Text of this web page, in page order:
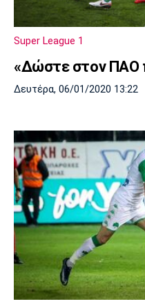
Πολιτισμός
Τραγούδια
Cine Spot
Media
Παρασκήνιο
Πρόγραμμα TV
Μπαρτσελόνα
Μάντσεστερ
Γιουνάιτεντ
Super League 1
«Δώστε στον ΠΑΟ
Δευτέρα, 06/01/2020 13:22